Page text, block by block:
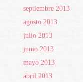
septiembre 2013
agosto 2013
julio 2013
junio 2013
mayo 2013
abril 2013